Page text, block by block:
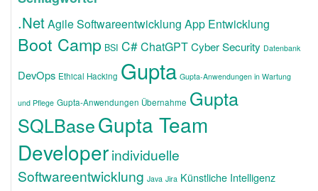
.NetAgile Softwareentwicklung App Entwicklung
Boot Camp BSI C#ChatGPTCyber Security Datenbank
DevOps Ethical Hacking Gupta Gupta-Anwendungen in Wartung
und Pflege Gupta-Anwendungen Übernahme Gupta
SQLBaseGupta Team
Developerindividuelle
Softwareentwicklung Java Jira Künstliche Intelligenz